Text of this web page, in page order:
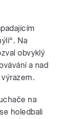
Na
obvyklý
a nad
na
holedbali